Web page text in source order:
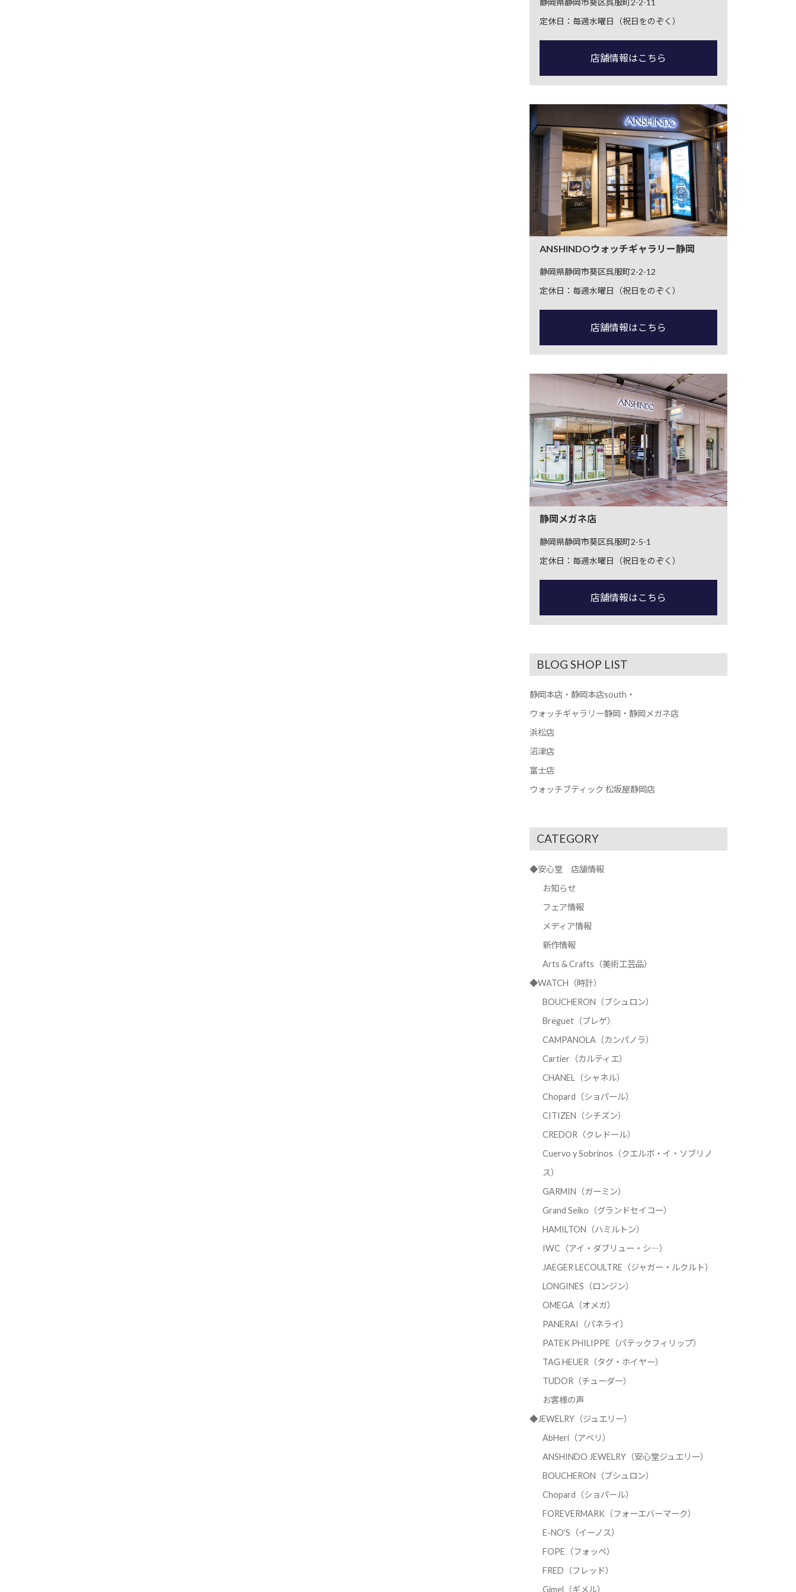
静岡県静岡市葵区呉服町2-2-11
定休日：毎週水曜日（祝日をのぞく）
店舗情報はこちら
ANSHINDOウォッチギャラリー静岡
静岡県静岡市葵区呉服町2-2-12
定休日：毎週水曜日（祝日をのぞく）
店舗情報はこちら
静岡メガネ店
静岡県静岡市葵区呉服町2-5-1
定休日：毎週水曜日（祝日をのぞく）
店舗情報はこちら
BLOG SHOP LIST
静岡本店・静岡本店south・
ウォッチギャラリー静岡・静岡メガネ店
浜松店
沼津店
富士店
ウォッチブティック 松坂屋静岡店
CATEGORY
◆安心堂 店舗情報
お知らせ
フェア情報
メディア情報
新作情報
Arts & Crafts（美術工芸品）
◆WATCH（時計）
BOUCHERON（ブシュロン）
Breguet（ブレゲ）
CAMPANOLA（カンパノラ）
Cartier（カルティエ）
CHANEL（シャネル）
Chopard（ショパール）
CITIZEN（シチズン）
CREDOR（クレドール）
Cuervo y Sobrinos（クエルボ・イ・ソブリノ
ス）
GARMIN（ガーミン）
Grand Seiko（グランドセイコー）
HAMILTON（ハミルトン）
IWC（アイ・ダブリュー・シ―）
JAEGER LECOULTRE（ジャガー・ルクルト）
LONGINES（ロンジン）
OMEGA（オメガ）
PANERAI（パネライ）
PATEK PHILIPPE（パテックフィリップ）
TAG HEUER（タグ・ホイヤー）
TUDOR（チューダー）
お客様の声
◆JEWELRY（ジュエリー）
AbHeri（アベリ）
ANSHINDO JEWELRY（安心堂ジュエリー）
BOUCHERON（ブシュロン）
Chopard（ショパール）
FOREVERMARK（フォーエバーマーク）
E-NO'S（イーノス）
FOPE（フォッペ）
FRED（フレッド）
Gimel（ギメル）